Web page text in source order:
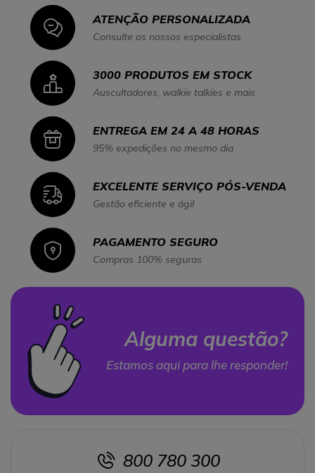
IconATENÇÃO PERSONALIZADA
Consulte os nossos especialistas
Icon3000 PRODUTOS EM STOCK
Auscultadores, walkie talkies e mais
IconENTREGA EM 24 A 48 HORAS
95% expedições no mesmo dia
IconEXCELENTE SERVIÇO PÓS-VENDA
Gestão eficiente e ágil
IconPAGAMENTO SEGURO
Compras 100% seguras
Alguma questão?
Estamos aqui para lhe responder!
icon
800 780 300